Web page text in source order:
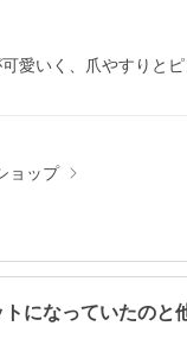
愛いく、爪やすりと
ョップ
トになっていたのと